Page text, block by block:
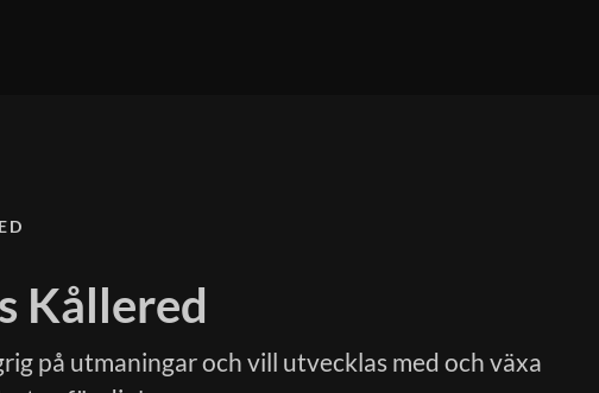
Kållered
på utmaningar och vill utvecklas med och växa